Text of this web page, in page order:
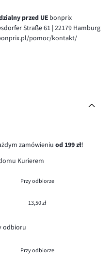
przed UE bonprix
Straße 61 | 22179 Hamburg
pomoc/kontakt/
zamówieniu od 199 zł!
Kurierem
Przy odbiorze
13,50 zł
odbioru
Przy odbiorze